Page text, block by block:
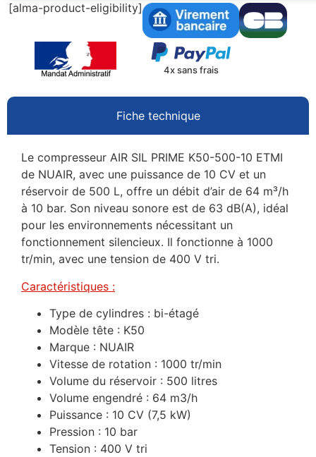
[alma-product-eligibility]
4x sans frais
Fiche technique
Le compresseur AIR SIL PRIME K50-500-10 ETMI
de NUAIR, avec une puissance de 10 CV et un
réservoir de 500 L, offre un débit d’air de 64 m³/h
à 10 bar. Son niveau sonore est de 63 dB(A), idéal
pour les environnements nécessitant un
fonctionnement silencieux. Il fonctionne à 1000
tr/min, avec une tension de 400 V tri.
Caractéristiques :
Type de cylindres : bi-étagé
Modèle tête : K50
Marque : NUAIR
Vitesse de rotation : 1000 tr/min
Volume du réservoir : 500 litres
Volume engendré : 64 m3/h
Puissance : 10 CV (7,5 kW)
Pression : 10 bar
Tension : 400 V tri